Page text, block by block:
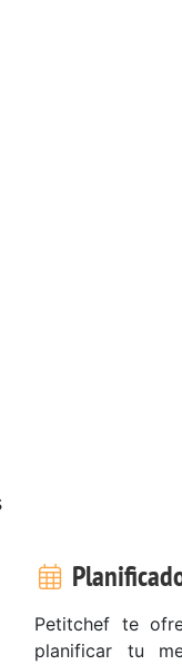
Petitchef te
planificar tu